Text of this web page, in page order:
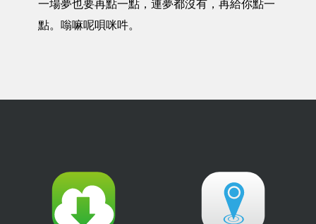
一場夢也要再點一點，連夢都沒有，再給你點一
點。嗡嘛呢唄咪吽。